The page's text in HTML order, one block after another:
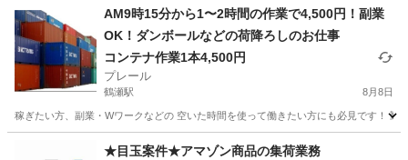
倉庫 時給
AM9時15分から1〜2時間の作業で4,500円！副業
OK！ダンボールなどの荷降ろしのお仕事
コンテナ作業1本4,500円
プレール
鶴瀬駅 8月8日
稼ぎたい方、副業・Wワークなどの 空いた時間を使って働きたい方にも必見です！
鶴瀬駅 倉庫 コンテナ
★目玉案件★アマゾン商品の集荷業務